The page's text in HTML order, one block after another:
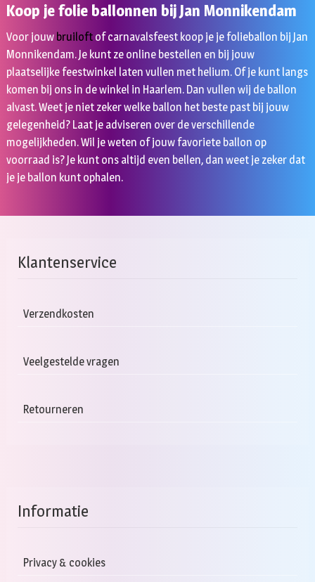
Koop je folie ballonnen bij Jan Monnikendam
Voor jouw bruiloftof carnavalsfeest koop je je folieballon bij Jan
Monnikendam. Je kunt ze online bestellen en bij jouw
plaatselijke feestwinkel laten vullen met helium. Of je kunt langs
komen bij ons in de winkel in Haarlem. Dan vullen wij de ballon
alvast. Weet je niet zeker welke ballon het beste past bij jouw
gelegenheid? Laat je adviseren over de verschillende
mogelijkheden. Wil je weten of jouw favoriete ballon op
voorraad is? Je kunt ons altijd even bellen, dan weet je zeker dat
je je ballon kunt ophalen.
Klantenservice
Verzendkosten
Veelgestelde vragen
Retourneren
Informatie
Privacy & cookies